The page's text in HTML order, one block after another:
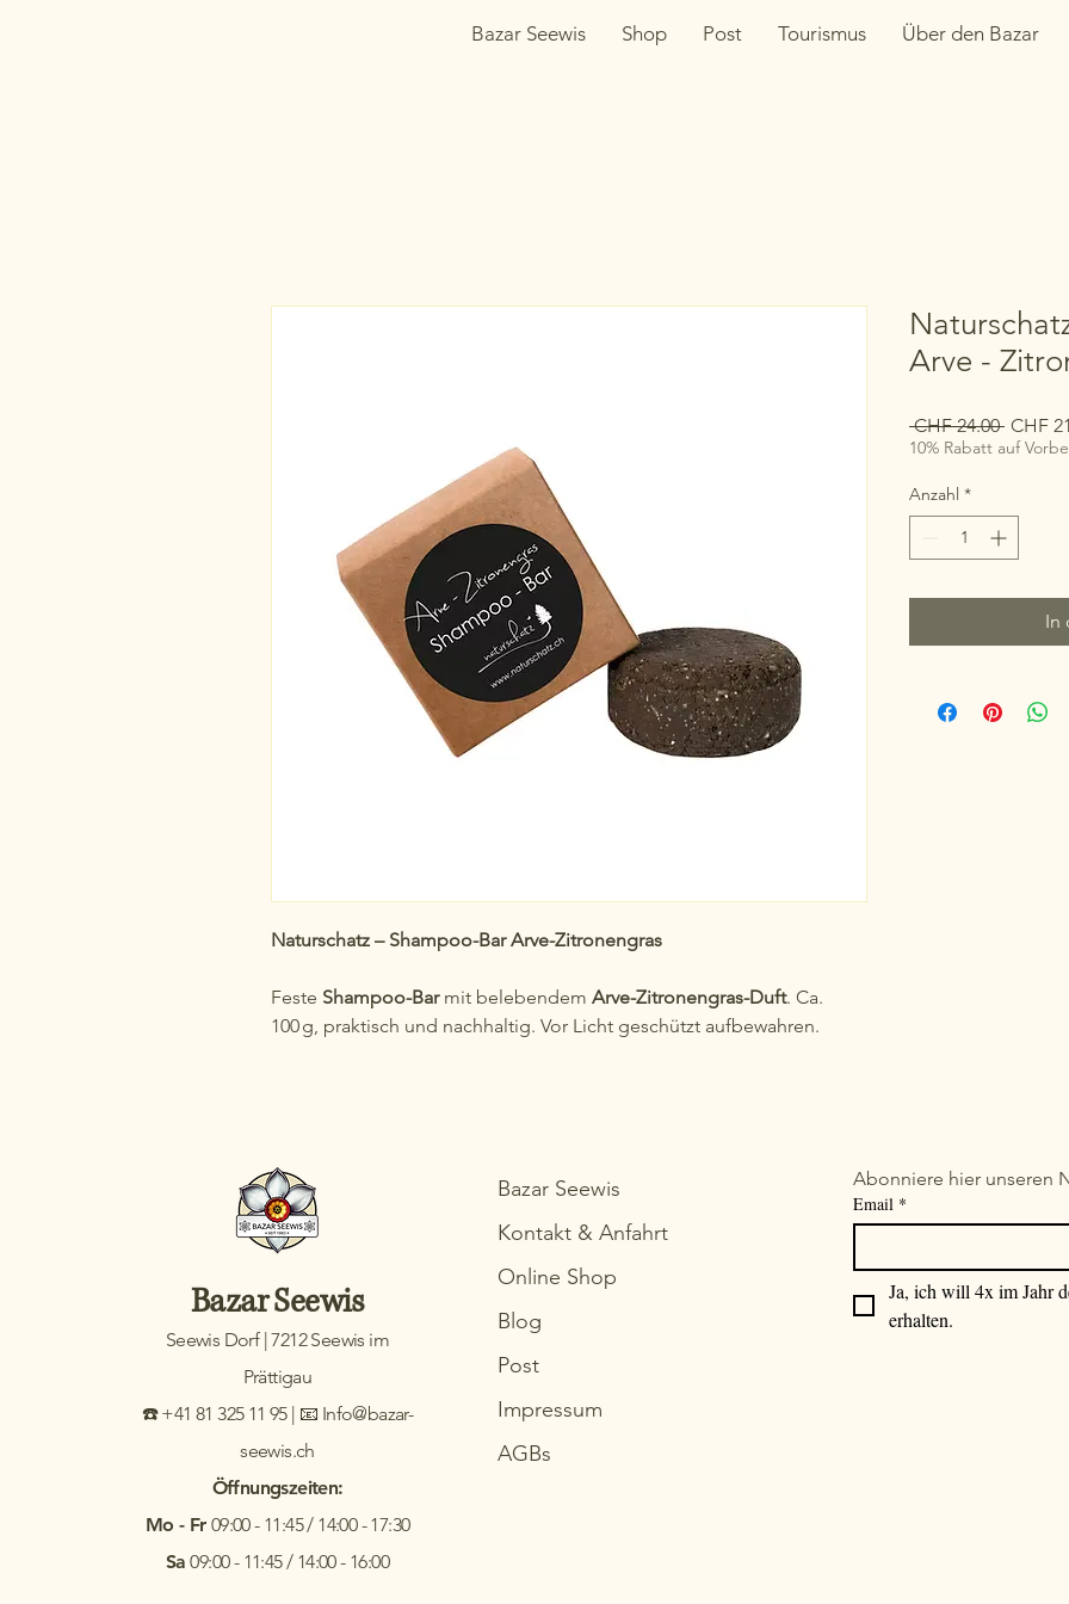
Bazar Seewis Shop Post Tourismus Über den Bazar
Naturschatz – Shampoo-Bar Arve-Zitronengras
Feste Shampoo-Barmit belebendem Arve-Zitronengras-Duft. Ca.
100 g, praktisch und nachhaltig. Vor Licht geschützt aufbewahren.
Arve -
CHF 24.00 CHF
10% Rabatt auf
Anzahl *
In
Bazar Seewis
Seewis Dorf | 7212 Seewis im
Prättigau
☎️ +41 81 325 11 95 | 📧 Info@bazar-
seewis.ch
Öffnungszeiten:
Mo - Fr 09:00 - 11:45 / 14:00 - 17:30
Sa 09:00 - 11:45 / 14:00 - 16:00
Bazar Seewis
Kontakt & Anfahrt
Online Shop
Blog
Post
Impressum
AGBs
Abonniere hier unseren
Email *
Ja, ich will 4x im Jahr
erhalten.